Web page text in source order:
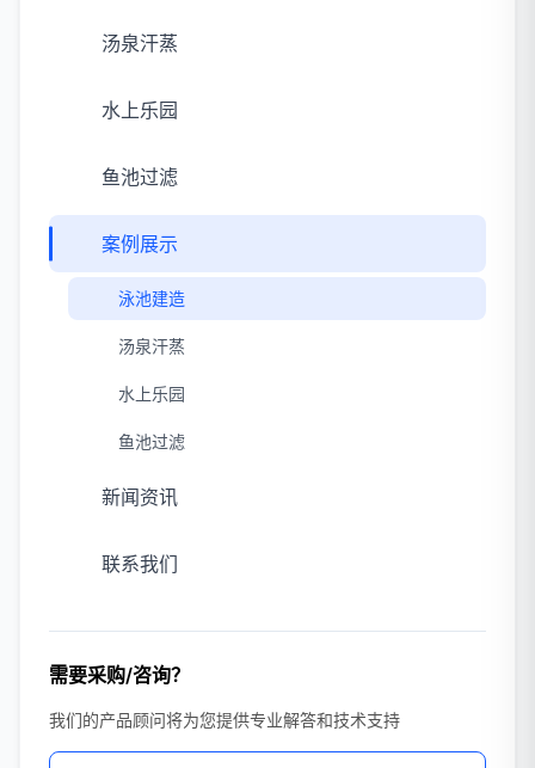
汤泉汗蒸
水上乐园
鱼池过滤
案例展示
泳池建造
汤泉汗蒸
水上乐园
鱼池过滤
新闻资讯
联系我们
需要采购/咨询？
我们的产品顾问将为您提供专业解答和技术支持